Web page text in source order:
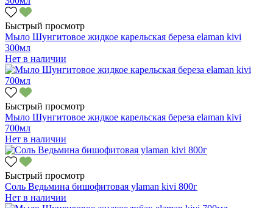
Быстрый просмотр
Мыло Шунгитовое жидкое карельская береза elaman kivi
300мл
Нет в наличии
Быстрый просмотр
Мыло Шунгитовое жидкое карельская береза elaman kivi
700мл
Нет в наличии
Быстрый просмотр
Соль Ведьмина бишофитовая уlaman kivi 800г
Нет в наличии